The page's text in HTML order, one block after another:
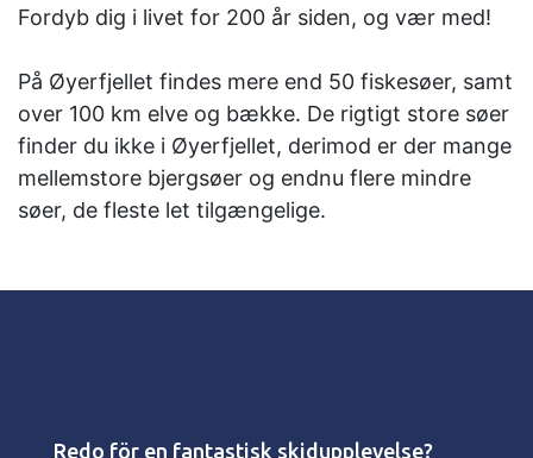
Fordyb dig i livet for 200 år siden, og vær med!
På Øyerfjellet findes mere end 50 fiskesøer, samt
over 100 km elve og bække. De rigtigt store søer
finder du ikke i Øyerfjellet, derimod er der mange
mellemstore bjergsøer og endnu flere mindre
søer, de fleste let tilgængelige.
Redo för en fantastisk skidupplevelse?